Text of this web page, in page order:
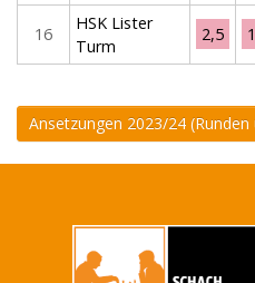
16
HSK Lister
Turm
2,5
Ansetzungen 2023/24